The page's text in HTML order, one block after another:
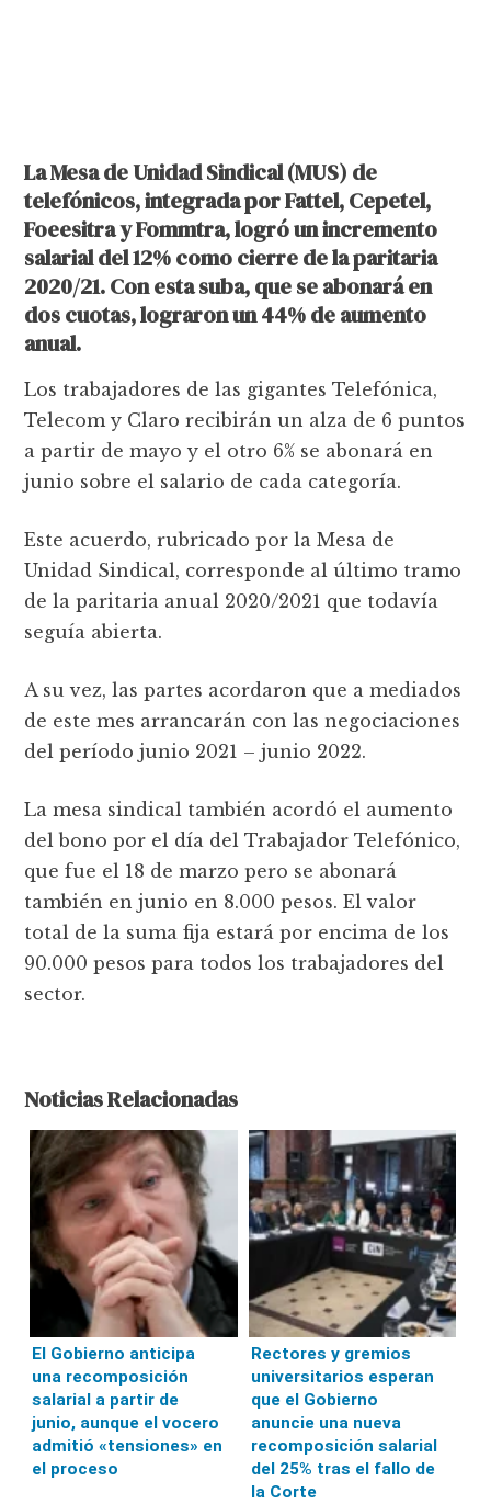
La Mesa de Unidad Sindical (MUS) de
telefónicos, integrada por Fattel, Cepetel,
Foeesitra y Fommtra, logró un incremento
salarial del 12% como cierre de la paritaria
2020/21. Con esta suba, que se abonará en
dos cuotas, lograron un 44% de aumento
anual.
Los trabajadores de las gigantes Telefónica,
Telecom y Claro recibirán un alza de 6 puntos
a partir de mayo y el otro 6% se abonará en
junio sobre el salario de cada categoría.
Este acuerdo, rubricado por la Mesa de
Unidad Sindical, corresponde al último tramo
de la paritaria anual 2020/2021 que todavía
seguía abierta.
A su vez, las partes acordaron que a mediados
de este mes arrancarán con las negociaciones
del período junio 2021 – junio 2022.
La mesa sindical también acordó el aumento
del bono por el día del Trabajador Telefónico,
que fue el 18 de marzo pero se abonará
también en junio en 8.000 pesos. El valor
total de la suma fija estará por encima de los
90.000 pesos para todos los trabajadores del
sector.
Noticias Relacionadas
El Gobierno anticipa
una recomposición
salarial a partir de
junio, aunque el vocero
admitió «tensiones» en
el proceso
Rectores y gremios
universitarios esperan
que el Gobierno
anuncie una nueva
recomposición salarial
del 25% tras el fallo de
la Corte